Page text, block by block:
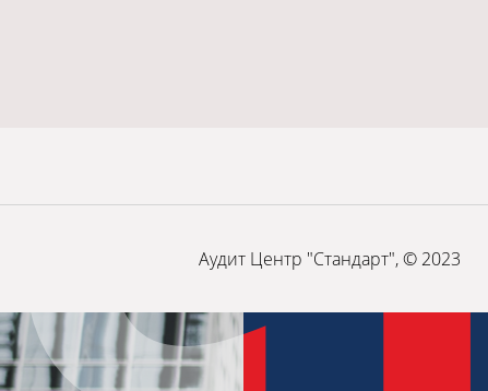
Аудит Центр "Стандарт", © 2023